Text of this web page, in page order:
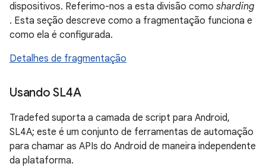
dispositivos. Referimo-nos a esta divisão como sharding
. Esta seção descreve como a fragmentação funciona e
como ela é configurada.
Detalhes de fragmentação
Usando SL4A
Tradefed suporta a camada de script para Android,
SL4A; este é um conjunto de ferramentas de automação
para chamar as APIs do Android de maneira independente
da plataforma.